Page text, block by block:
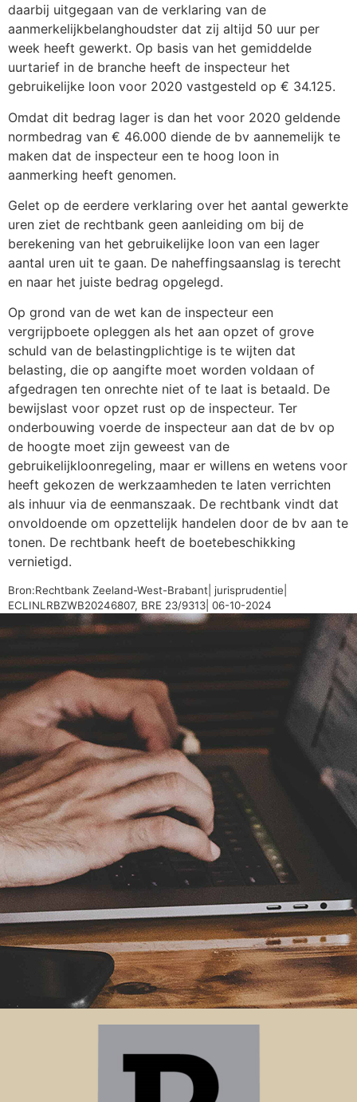
daarbij uitgegaan van de verklaring van de
aanmerkelijkbelanghoudster dat zij altijd 50 uur per
week heeft gewerkt. Op basis van het gemiddelde
uurtarief in de branche heeft de inspecteur het
gebruikelijke loon voor 2020 vastgesteld op € 34.125.
Omdat dit bedrag lager is dan het voor 2020 geldende
normbedrag van € 46.000 diende de bv aannemelijk te
maken dat de inspecteur een te hoog loon in
aanmerking heeft genomen.
Gelet op de eerdere verklaring over het aantal gewerkte
uren ziet de rechtbank geen aanleiding om bij de
berekening van het gebruikelijke loon van een lager
aantal uren uit te gaan. De naheffingsaanslag is terecht
en naar het juiste bedrag opgelegd.
Op grond van de wet kan de inspecteur een
vergrijpboete opleggen als het aan opzet of grove
schuld van de belastingplichtige is te wijten dat
belasting, die op aangifte moet worden voldaan of
afgedragen ten onrechte niet of te laat is betaald. De
bewijslast voor opzet rust op de inspecteur. Ter
onderbouwing voerde de inspecteur aan dat de bv op
de hoogte moet zijn geweest van de
gebruikelijkloonregeling, maar er willens en wetens voor
heeft gekozen de werkzaamheden te laten verrichten
als inhuur via de eenmanszaak. De rechtbank vindt dat
onvoldoende om opzettelijk handelen door de bv aan te
tonen. De rechtbank heeft de boetebeschikking
vernietigd.
Bron:Rechtbank Zeeland-West-Brabant| jurisprudentie|
ECLINLRBZWB20246807, BRE 23/9313| 06-10-2024